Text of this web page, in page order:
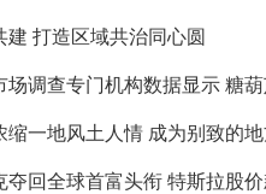
建 打造区域共治同心圆
场调查专门机构数据显示 糖
缩一地风土人情 成为别致的
夺回全球首富头衔 特斯拉股